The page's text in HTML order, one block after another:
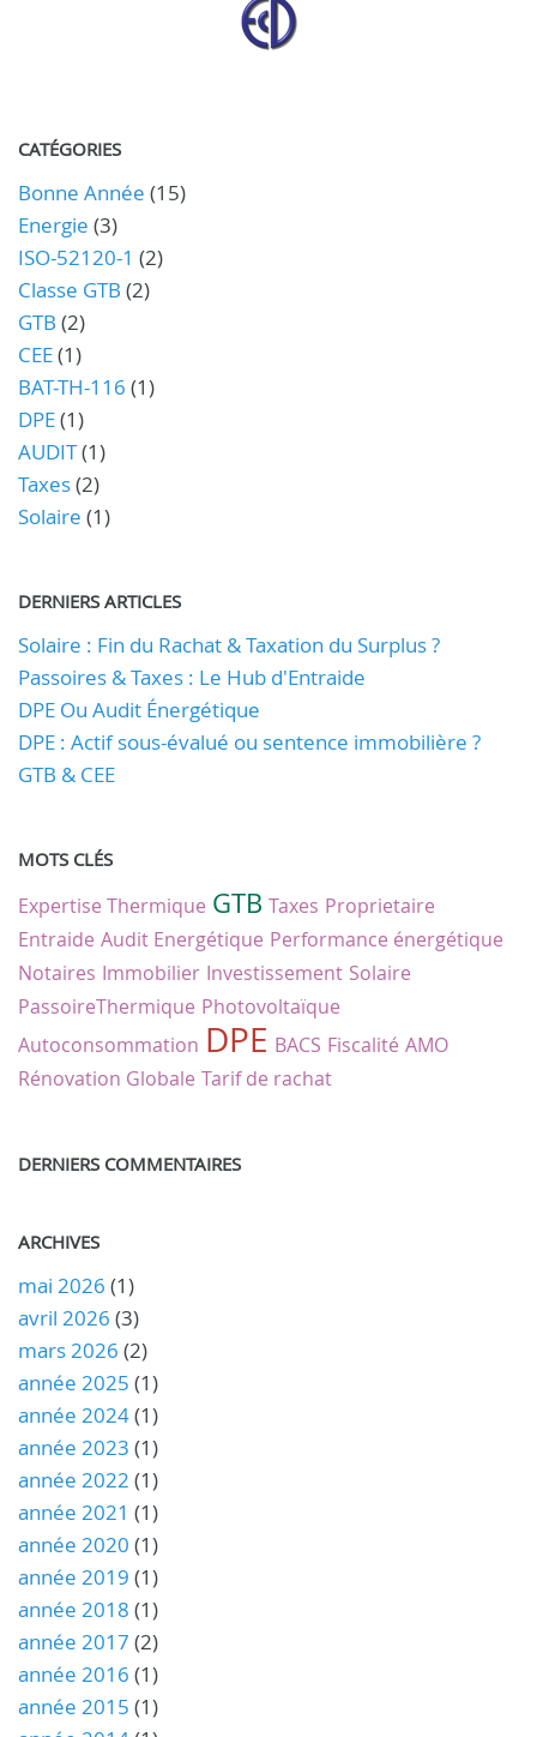
CATÉGORIES
Bonne Année (15)
Energie (3)
ISO-52120-1 (2)
Classe GTB (2)
GTB (2)
CEE(1)
BAT-TH-116 (1)
DPE(1)
AUDIT(1)
Taxes(2)
Solaire (1)
DERNIERS ARTICLES
Solaire : Fin du Rachat & Taxation du Surplus ?
Passoires & Taxes : Le Hub d'Entraide
DPE Ou Audit Énergétique
DPE : Actif sous-évalué ou sentence immobilière ?
GTB & CEE
MOTS CLÉS
Expertise Thermique GTB Taxes Proprietaire
Entraide Audit Energétique Performance énergétique
Notaires Immobilier Investissement Solaire
PassoireThermique Photovoltaïque
Autoconsommation DPE BACS Fiscalité AMO
Rénovation Globale Tarif de rachat
DERNIERS COMMENTAIRES
ARCHIVES
mai 2026 (1)
avril 2026 (3)
mars 2026 (2)
année 2025 (1)
année 2024(1)
année 2023 (1)
année 2022 (1)
année 2021 (1)
année 2020 (1)
année 2019 (1)
année 2018 (1)
année 2017 (2)
année 2016 (1)
année 2015 (1)